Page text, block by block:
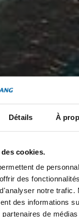
Détails À
cookies.
de
des
notre trafic.
des informations
de